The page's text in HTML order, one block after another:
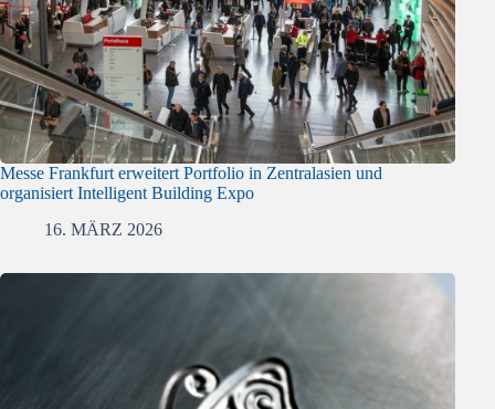
Messe Frankfurt erweitert Portfolio in Zentralasien und
organisiert Intelligent Building Expo
16. MÄRZ 2026